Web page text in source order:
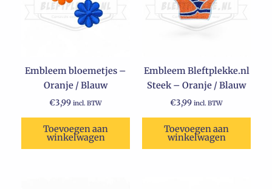
Embleem bloemetjes –
Oranje / Blauw
€3,99 incl. BTW
Toevoegen aan
winkelwagen
Embleem Bleftplekke.nl
Steek – Oranje / Blauw
€3,99 incl. BTW
Toevoegen aan
winkelwagen